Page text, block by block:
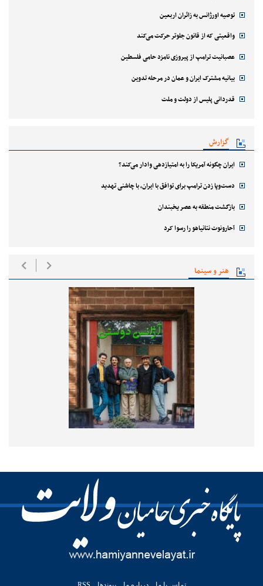
توصیه اورژانس به زائران اربعین
واقعیتی که از قانون جلوتر حرکت می‌کند
عصبانیت ترامپ از پیروزی نامزد حامی فلسطین
بیانیه مشترک ایران و عمان در مرحله تدوین
قدردانی پلیس از دولت و ملت
گزارش
ایران چگونه آمریکا را به امتیازدهی وادار می‌کند؟
دست‌وپا زدن ترامپ برای توافق با ایران، با چاشنی تهدید
بازگشت منطقه به عصر یخبندان
آحارونوت نتانیاهو را رسوا کرد
هنر و سینما